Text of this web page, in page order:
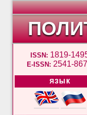
ISSN: 1819-
E-ISSN: 2541-
ЯЗЫК